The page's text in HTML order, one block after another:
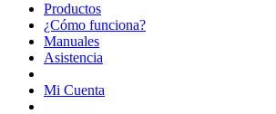
Productos
¿Cómo funciona?
Manuales
Asistencia
Mi Cuenta